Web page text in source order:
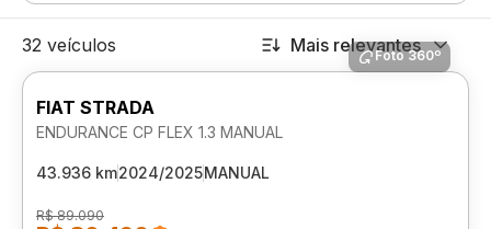
32 veículos Mais relevantes
Foto 360º
FIAT STRADA
ENDURANCE CP FLEX 1.3 MANUAL
43.936 km2024/2025MANUAL
R$ 89.090